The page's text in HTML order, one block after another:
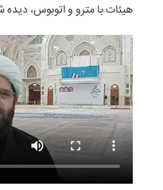
هیئات با مترو و اتوبوس،